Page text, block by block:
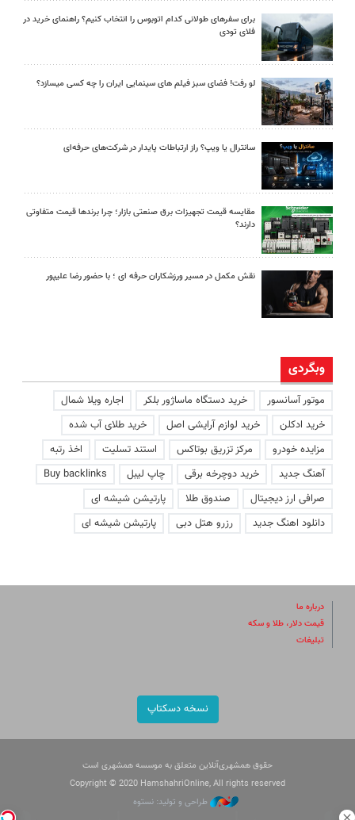
برای سفرهای طولانی کدام اتوبوس را انتخاب کنیم؟ راهنمای خرید در
فلای تودی
لو رفت! فضای سبز فیلم های سینمایی ایران را چه کسی میسازد؟
سانترال یا ویپ؟ راز ارتباطات پایدار در شرکت‌های حرفه‌ای
مقایسه قیمت تجهیزات برق صنعتی بازار؛ چرا برندها قیمت متفاوتی
دارند؟
نقش مکمل در مسیر ورزشکاران حرفه ای ؛ با حضور رضا علیپور
وبگردی
موتور آسانسور خرید دستگاه ماساژور بلکر
اجاره ویلا شمال
خرید ادکلن
خرید لوازم آرایشی اصل
خرید طلای آب شده
مزایده خودرو
مرکز تزریق بوتاکس استند تسلیت
اخذ رتبه
آهنگ جدید
خرید دوچرخه برقی چاپ لیبل
Buy backlinks
صرافی ارز دیجیتال
صندوق طلا
پارتیشن شیشه ای
دانلود اهنگ جدید
رزرو هتل دبی پارتیشن شیشه ای
درباره ما
قیمت دلار، طلا و سکه
تبلیغات
نسخه دسکتاپ
حقوق همشهری‌آنلاین متعلق به موسسه همشهری است
Copyright © 2020 HamshahriOnline, All rights reserved
طراحی و تولید: نستوه